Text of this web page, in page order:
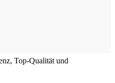
Top-Qualität und